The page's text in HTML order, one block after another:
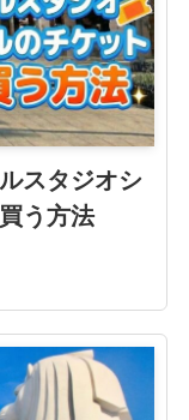
スタジオシ
う方法